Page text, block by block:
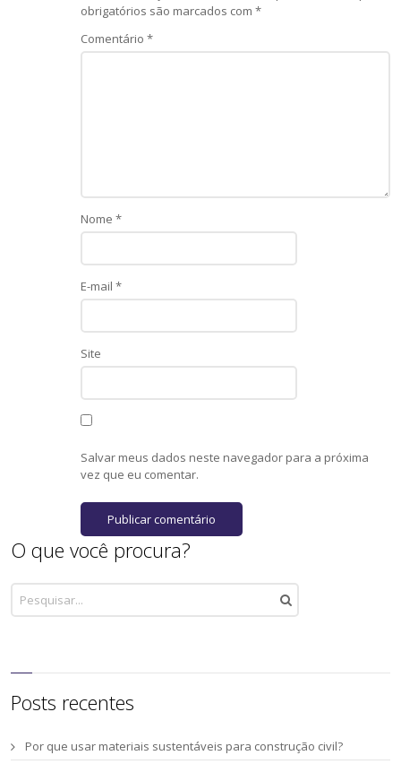
obrigatórios são marcados com*
Comentário*
Nome*
E-mail*
Site
Salvar meus dados neste navegador para a próxima
vez que eu comentar.
O que você procura?
Posts recentes
Por que usar materiais sustentáveis para construção civil?